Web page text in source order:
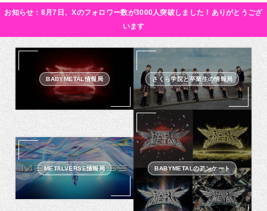
お知らせ：8月7日、Xのフォロワー数が3000人突破しました！ありがとうござ
います
BABYMETAL情報局 さくら学院と卒業生の情報局
METALVERSE情報局 BABYMETALのアンケート